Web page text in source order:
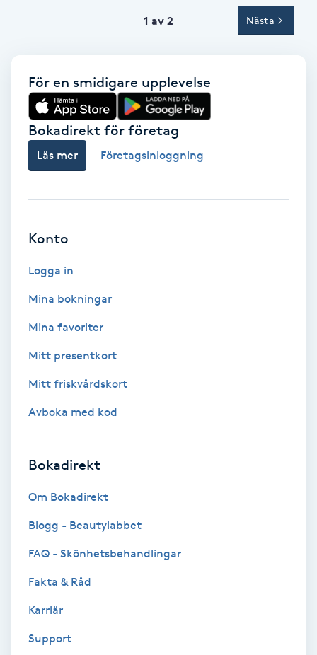
Thaimassage
Toning
Torr hårbotten
Triggerpunktsmassage
Trådning
Tvätt & Fön
Vaccination
Vaxning brasiliansk
Vibrationsmassage
Vinyasa Yoga
1 av 2 Nästa
För en smidigare upplevelse
Bokadirekt för företag
Läs mer Företagsinloggning
Konto
Logga in
Mina bokningar
Mina favoriter
Mitt presentkort
Mitt friskvårdskort
Avboka med kod
Bokadirekt
Om Bokadirekt
Blogg - Beautylabbet
FAQ - Skönhetsbehandlingar
Fakta & Råd
Karriär
Support